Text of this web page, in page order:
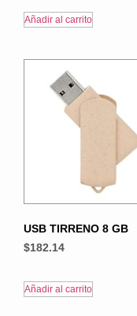
Añadir al carrito
USB TIRRENO 8 GB
$182.14
Añadir al carrito